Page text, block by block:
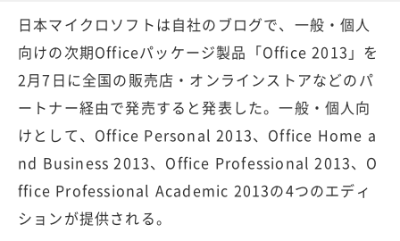
日本マイクロソフトは自社のブログで、一般・個人
向けの次期Officeパッケージ製品「Office 2013」を
2月7日に全国の販売店・オンラインストアなどのパ
ートナー経由で発売すると発表した。一般・個人向
けとして、Office Personal 2013、Office Home a
nd Business 2013、Office Professional 2013、O
ffice Professional Academic 2013の4つのエディ
ションが提供される。